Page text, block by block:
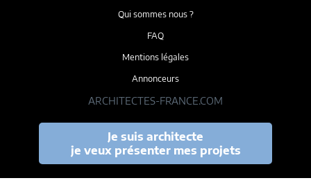
Qui sommes nous ?
FAQ
Mentions légales
Annonceurs
ARCHITECTES-FRANCE.COM
Je suis architecte
je veux présenter mes projets